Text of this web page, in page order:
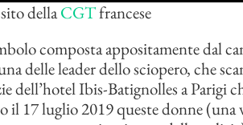
dellaCGTfrancese
composta appositamente dal
delle leader dello sciopero, che
dell’hotel Ibis-Batignolles a Parigi
il 17 luglio 2019 queste donne (una